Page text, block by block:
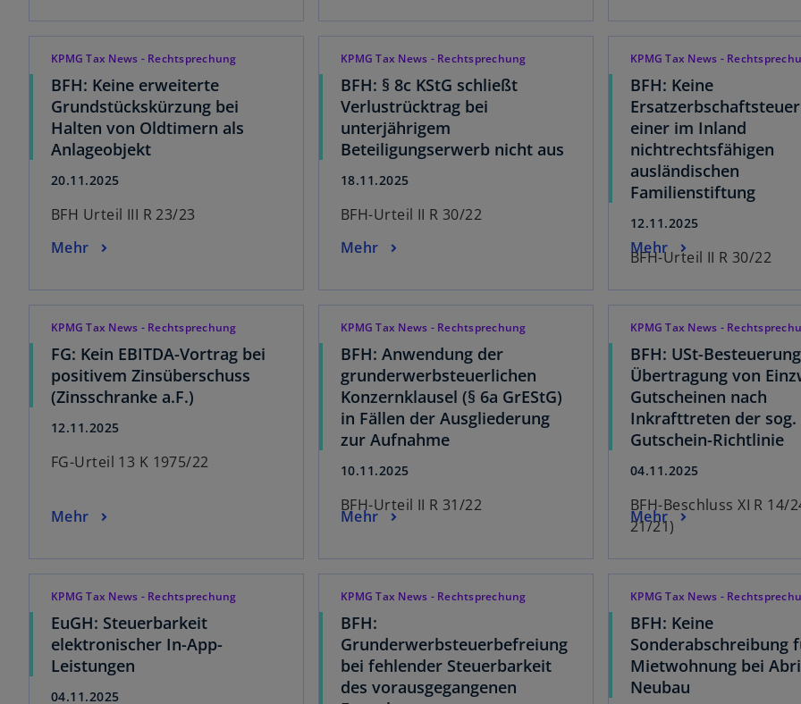
KPMG Tax News - Rechtsprechung
BFH: Keine erweiterte
Grundstückskürzung bei
Halten von Oldtimern als
Anlageobjekt
20.11.2025
BFH Urteil III R 23/23
Mehr
KPMG Tax News - Rechtsprechung
BFH: § 8c KStG schließt
Verlustrücktrag bei
unterjährigem
Beteiligungserwerb nicht aus
18.11.2025
BFH-Urteil II R 30/22
Mehr
KPMG Tax News -
BFH: Keine
einer im Inland
nichtrechtsfähigen
ausländischen
Familienstiftung
12.11.2025
BFH-Urteil II R 30/22
Mehr
KPMG Tax News - Rechtsprechung
FG: Kein EBITDA-Vortrag bei
positivem Zinsüberschuss
(Zinsschranke a.F.)
12.11.2025
FG-Urteil 13 K 1975/22
Mehr
KPMG Tax News - Rechtsprechung
BFH: Anwendung der
grunderwerbsteuerlichen
Konzernklausel (§ 6a GrEStG)
in Fällen der Ausgliederung
zur Aufnahme
10.11.2025
BFH-Urteil II R 31/22
Mehr
KPMG Tax News -
BFH: USt-
Übertragung von
Gutscheinen nach
Inkrafttreten der sog.
Gutschein-Richtlinie
04.11.2025
BFH-Beschluss XI R 14/
21/21)
Mehr
KPMG Tax News - Rechtsprechung
EuGH: Steuerbarkeit
elektronischer In-App-
Leistungen
04.11.2025
KPMG Tax News - Rechtsprechung
BFH:
Grunderwerbsteuerbefreiung
bei fehlender Steuerbarkeit
des vorausgegangenen
KPMG Tax News -
BFH: Keine
Sonderabschreibung
Mietwohnung bei
Neubau